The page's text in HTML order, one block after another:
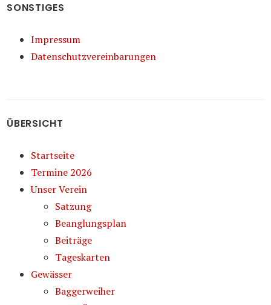
SONSTIGES
Impressum
Datenschutzvereinbarungen
ÜBERSICHT
Startseite
Termine 2026
Unser Verein
Satzung
Beanglungsplan
Beiträge
Tageskarten
Gewässer
Baggerweiher